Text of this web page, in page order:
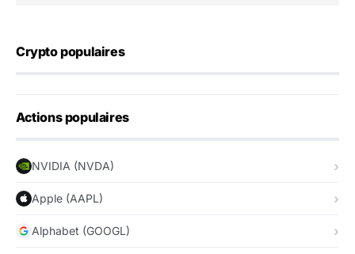
Crypto populaires
Actions populaires
NVIDIA (NVDA)
Apple (AAPL)
Alphabet (GOOGL)